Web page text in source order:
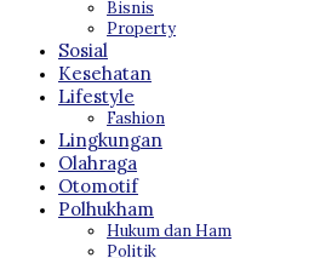
Bisnis
Property
Sosial
Kesehatan
Lifestyle
Fashion
Lingkungan
Olahraga
Otomotif
Polhukham
Hukum dan Ham
Politik